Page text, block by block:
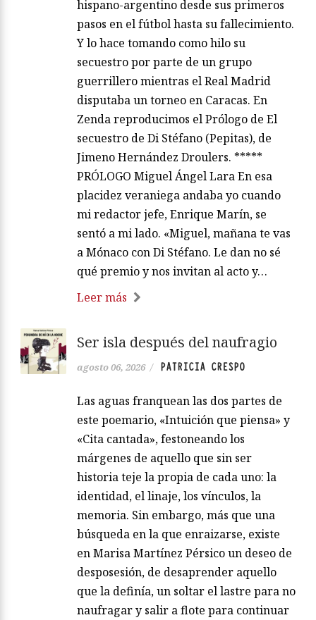
hispano-argentino desde sus primeros
pasos en el fútbol hasta su fallecimiento.
Y lo hace tomando como hilo su
secuestro por parte de un grupo
guerrillero mientras el Real Madrid
disputaba un torneo en Caracas. En
Zenda reproducimos el Prólogo de El
secuestro de Di Stéfano (Pepitas), de
Jimeno Hernández Droulers. *****
PRÓLOGO Miguel Ángel Lara En esa
placidez veraniega andaba yo cuando
mi redactor jefe, Enrique Marín, se
sentó a mi lado. «Miguel, mañana te vas
a Mónaco con Di Stéfano. Le dan no sé
qué premio y nos invitan al acto y…
Leer más
Ser isla después del naufragio
agosto 06, 2026 / PATRICIA CRESPO
Las aguas franquean las dos partes de
este poemario, «Intuición que piensa» y
«Cita cantada», festoneando los
márgenes de aquello que sin ser
historia teje la propia de cada uno: la
identidad, el linaje, los vínculos, la
memoria. Sin embargo, más que una
búsqueda en la que enraizarse, existe
en Marisa Martínez Pérsico un deseo de
desposesión, de desaprender aquello
que la definía, un soltar el lastre para no
naufragar y salir a flote para continuar